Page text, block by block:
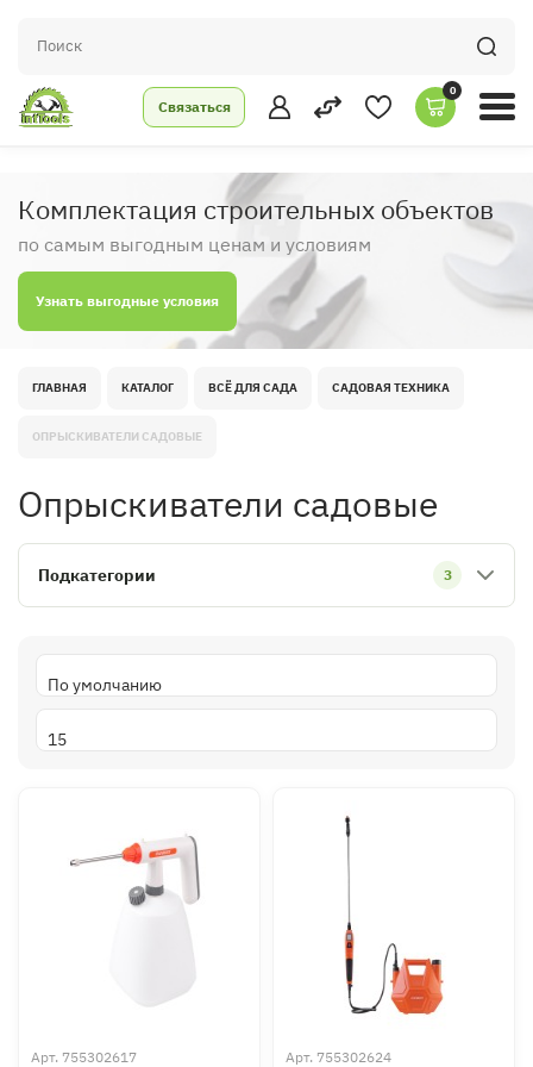
Связаться
0
Комплектация строительных объектов
по самым выгодным ценам и условиям
Узнать выгодные условия
ГЛАВНАЯ КАТАЛОГ ВСЁ ДЛЯ САДА САДОВАЯ ТЕХНИКА
ОПРЫСКИВАТЕЛИ САДОВЫЕ
Опрыскиватели садовые
Подкатегории 3
Арт. 755302617 Арт. 755302624